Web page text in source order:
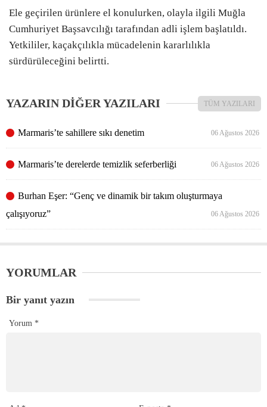
Ele geçirilen ürünlere el konulurken, olayla ilgili Muğla
Cumhuriyet Başsavcılığı tarafından adli işlem başlatıldı.
Yetkililer, kaçakçılıkla mücadelenin kararlılıkla
sürdürüleceğini belirtti.
YAZARIN DİĞER YAZILARI TÜM YAZILARI
Marmaris’te sahillere sıkı denetim 06 Ağustos 2026
Marmaris’te derelerde temizlik seferberliği 06 Ağustos 2026
Burhan Eşer: “Genç ve dinamik bir takım oluşturmaya
çalışıyoruz”
06 Ağustos 2026
YORUMLAR
Bir yanıt yazın
Yorum *